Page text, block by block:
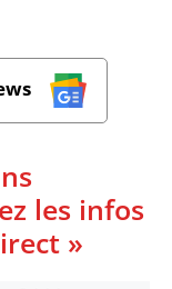
les infos
»